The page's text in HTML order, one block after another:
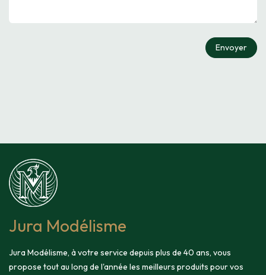
Envoyer
Jura Modélisme
Jura Modélisme, à votre service depuis plus de 40 ans, vous
propose tout au long de l'année les meilleurs produits pour vos